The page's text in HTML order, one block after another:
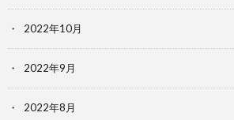
2022年10月
2022年9月
2022年8月